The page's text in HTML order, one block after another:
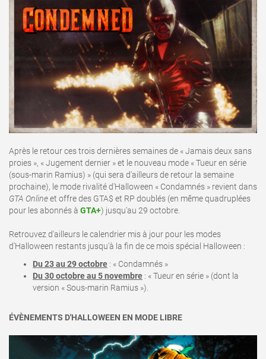
Après le retour ces trois dernières semaines de « Jamais deux sans
proies », « Jugement dernier » et le nouveau mode « Tueur en série
(sous-marin Ramius) » (qui sera d'ailleurs de retour la semaine
prochaine), le mode rivalité d'Halloween « Condamnés » revient dans
GTA Onlineet offre des GTA$ et RP doublés (en même quadruplées
pour les abonnés à GTA+) jusqu'au 29 octobre.
Retrouvez d'ailleurs le calendrier mis à jour pour les modes
d'Halloween restants jusqu'à la fin de ce mois spécial Halloween :
Du 23 au 29 octobre : « Condamnés »
Du 30 octobre au 5 novembre : « Tueur en série » (dont la
version « Sous-marin Ramius »).
ÉVÈNEMENTS D'HALLOWEEN EN MODE LIBRE